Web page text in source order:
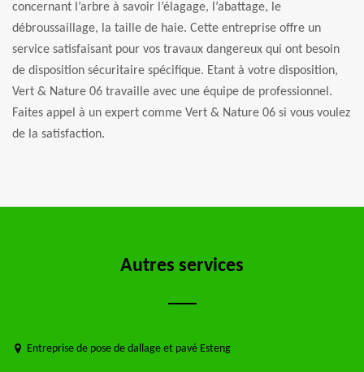
concernant l’arbre à savoir l’élagage, l’abattage, le
débroussaillage, la taille de haie. Cette entreprise offre un
service satisfaisant pour vos travaux dangereux qui ont besoin
de disposition sécuritaire spécifique. Etant à votre disposition,
Vert & Nature 06 travaille avec une équipe de professionnel.
Faites appel à un expert comme Vert & Nature 06 si vous voulez
de la satisfaction.
Autres services
Entreprise de pose de dallage et pavé Esteng